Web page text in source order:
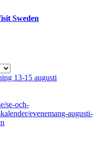
Sweden
13-15 augusti
se-och-
evenemang-augusti-